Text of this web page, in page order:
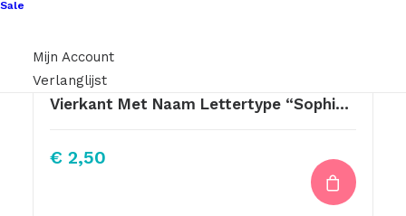
Sale
Mijn Account
Verlanglijst
Vierkant Met Naam Lettertype “Sophie” Met Takjes Hartje
€ 2,50